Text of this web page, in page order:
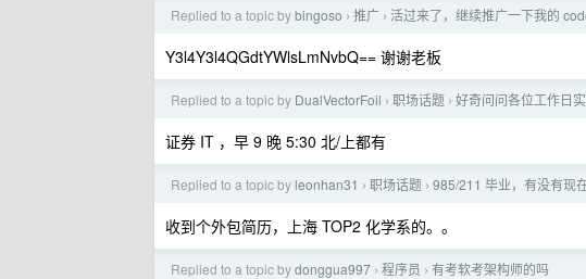
Replied to a topic bybingoso › 推广 › 活过来了，继续推广一下我的
Y3l4Y3l4QGdtYWlsLmNvbQ== 谢谢老板
Replied to a topic by DualVectorFoil › 职场话题 › 好奇问问各位工作日
证券 IT ，早 9 晚 5:30 北/上都有
Replied to a topic by leonhan31 › 职场话题 › 985/211 毕业，有没有现
收到个外包简历，上海 TOP2 化学系的。。
Replied to a topic bydonggua997 › 程序员 › 有考软考架构师的吗